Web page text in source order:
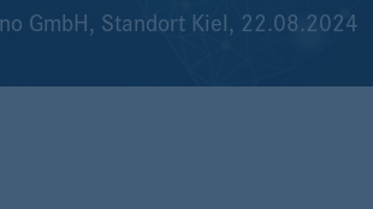
GmbH, Standort Kiel, 22.08.2024